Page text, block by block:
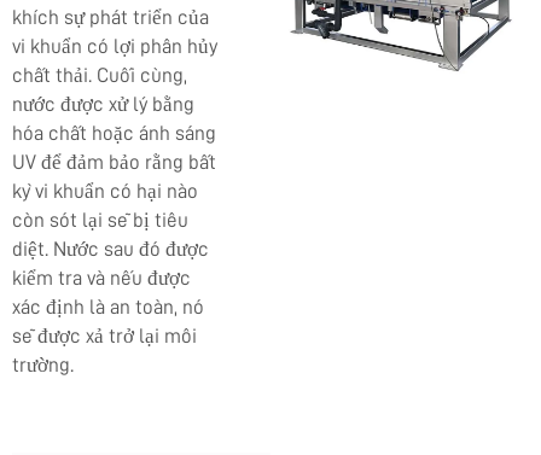
khích sự phát triển của
vi khuẩn có lợi phân hủy
chất thải. Cuối cùng,
nước được xử lý bằng
hóa chất hoặc ánh sáng
UV để đảm bảo rằng bất
kỳ vi khuẩn có hại nào
còn sót lại sẽ bị tiêu
diệt. Nước sau đó được
kiểm tra và nếu được
xác định là an toàn, nó
sẽ được xả trở lại môi
trường.